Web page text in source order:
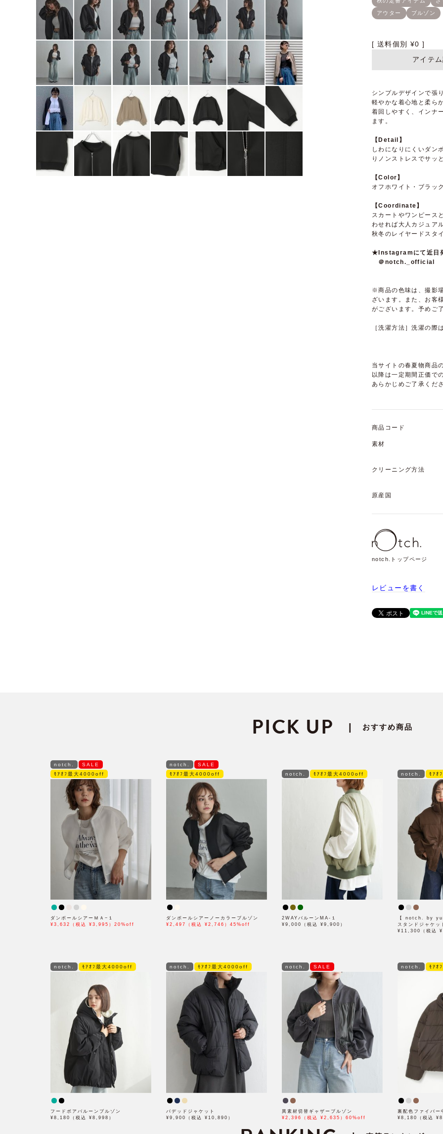
送料個別 ¥0
アイテ
シンプルデザインで張
軽やかな着心地と柔ら
着回しやすく、インナ
ます。
【Detail】
しわになりにくいダン
りノンストレスでサッ
【Color】
オフホワイト・ブラッ
【Coordinate】
スカートやワンピース
わせれば大人カジュア
秋冬のレイヤードスタ
★Instagramにて近日発
＠notch._official
※商品の色味は、撮影
ざいます。また、お客
がございます。予めご
［洗濯方法］洗濯の際
当サイトの春夏物商品
以降は一定期間正価で
あらかじめご了承くだ
商品コード
素材
クリーニング方法
原産国
notch.トップページ
レビューを書く
PICK UP | おすすめ商品
notch.
SALE
ﾓｱｵﾌ最大4000off
ダンボールシアーＭＡ−１
¥3,632（税込 ¥3,995）20%off
notch.
SALE
ﾓｱｵﾌ最大4000off
ダンボールシアーノーカラーブルゾン
¥2,497（税込 ¥2,746）45%off
notch. ﾓｱｵﾌ最大4000off
2WAYバルーンMA-１
¥9,000（税込 ¥9,900）
notch. ﾓｱｵ
【 notch. by yui
スタンドジャケッ
¥11,300（税込
notch. ﾓｱｵﾌ最大4000off
フードボアバルーンブルゾン
¥8,180（税込 ¥8,998）
notch. ﾓｱｵﾌ最大4000off
パデッドジャケット
¥9,900（税込 ¥10,890）
notch. SALE
異素材切替ギャザーブルゾン
¥2,396（税込 ¥2,635）60%off
notch. ﾓｱｵ
裏配色ファイバー
¥8,180（税込